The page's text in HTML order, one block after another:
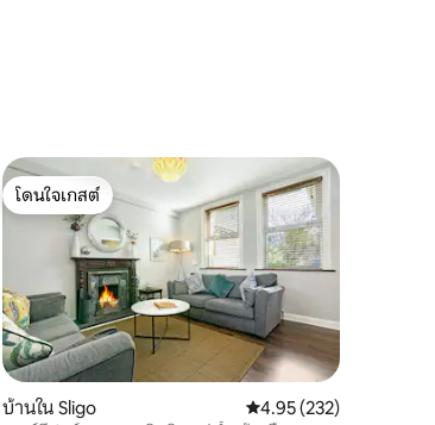
จาก 5, 202 รีวิว
โดนใจเกสต์
โดนใจเกสต์
บ้านใน Sligo คะแนนเฉลี่ย 4.95 จาก
4.95 (232)